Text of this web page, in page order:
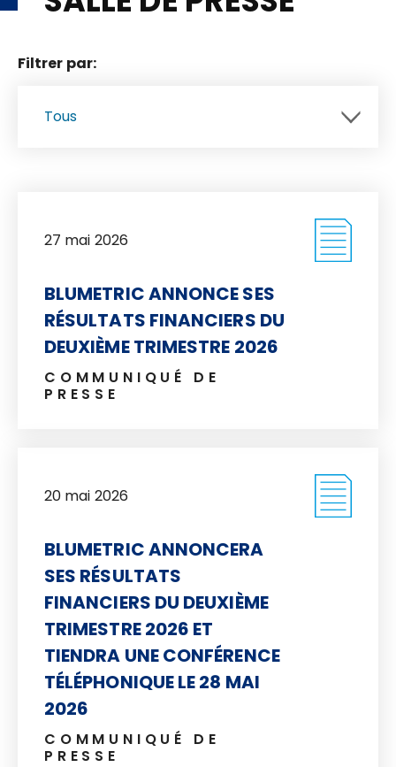
Filtrer par:
27 mai 2026
BLUMETRIC ANNONCE SES
RÉSULTATS FINANCIERS DU
DEUXIÈME TRIMESTRE 2026
COMMUNIQUÉ DE
PRESSE
20 mai 2026
BLUMETRIC ANNONCERA
SES RÉSULTATS
FINANCIERS DU DEUXIÈME
TRIMESTRE 2026 ET
TIENDRA UNE CONFÉRENCE
TÉLÉPHONIQUE LE 28 MAI
2026
COMMUNIQUÉ DE
PRESSE